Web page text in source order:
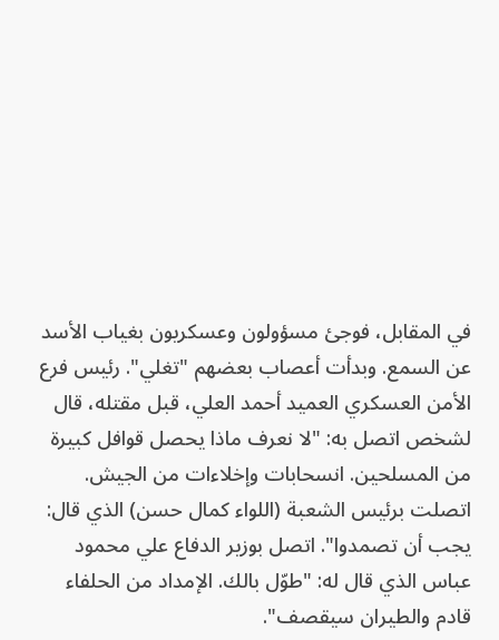
في المقابل، فوجئ مسؤولون وعسكريون بغياب الأسد
عن السمع. وبدأت أعصاب بعضهم "تغلي". رئيس فرع
الأمن العسكري العميد أحمد العلي، قبل مقتله، قال
لشخص اتصل به: "لا نعرف ماذا يحصل قوافل كبيرة
من المسلحين. انسحابات وإخلاءات من الجيش.
اتصلت برئيس الشعبة (اللواء كمال حسن) الذي قال:
يجب أن تصمدوا". اتصل بوزير الدفاع علي محمود
عباس الذي قال له: "طوّل بالك. الإمداد من الحلفاء
قادم والطيران سيقصف".